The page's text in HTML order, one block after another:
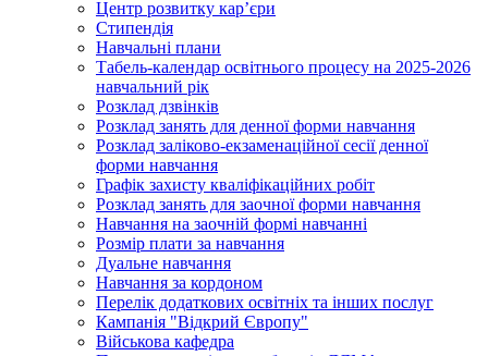
Центр розвитку кар’єри
Стипендія
Навчальні плани
Табель-календар освітнього процесу на 2025-2026
навчальний рік
Розклад дзвінків
Розклад занять для денної форми навчання
Розклад заліково-екзаменаційної сесії денної
форми навчання
Графік захисту кваліфікаційних робіт
Розклад занять для заочної форми навчання
Навчання на заочній формі навчанні
Розмір плати за навчання
Дуальне навчання
Навчання за кордоном
Перелік додаткових освітніх та інших послуг
Кампанія "Відкрий Європу"
Військова кафедра